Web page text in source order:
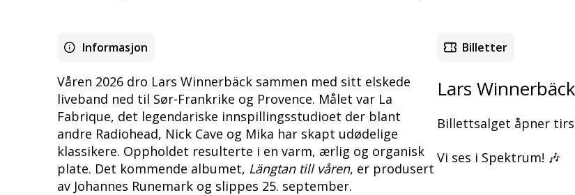
Informasjon
Våren 2026 dro Lars Winnerbäck sammen med sitt elskede
liveband ned til Sør-Frankrike og Provence. Målet var La
Fabrique, det legendariske innspillingsstudioet der blant
andre Radiohead, Nick Cave og Mika har skapt udødelige
klassikere. Oppholdet resulterte i en varm, ærlig og organisk
plate. Det kommende albumet, Längtan till våren, er produsert
av Johannes Runemark og slippes 25. september.
Billetter
Lars
Billettsalget åpner
Vi ses i Spektrum! 🎶